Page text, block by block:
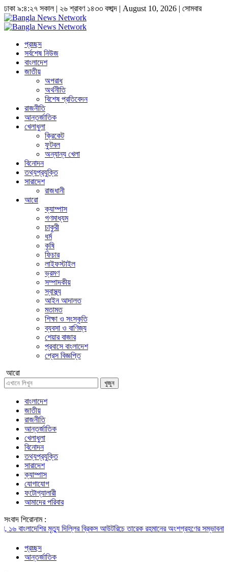
ঢাকা ৯:৪:২৭ সকাল| ২৬ শ্রাবণ ১৪৩৩ বঙ্গাব্দ | August 10, 2026 | সোমবার
প্রচ্ছদ
সর্বশেষ নিউজ
বাংলাদেশ
জাতীয়
অপরাধ
অর্থনীতি
বিশেষ প্রতিবেদন
রাজনীতি
আন্তর্জাতিক
খেলাধুলা
ক্রিকেট
ফুটবল
অন্যান্য খেলা
বিনোদন
তথ্যপ্রযুক্তি
সারাদেশ
রাজধানী
আরো
ক্যাম্পাস
গণমাধ্যম
চাকুরী
ধর্ম
কৃষি
ফিচার
লাইফস্টাইল
ভ্রমণ
সম্পাদকীয়
স্বাস্থ্য
আইন আদালত
মতামত
শিক্ষা ও সংস্কৃতি
ব্যবসা ও বাণিজ্য
শেয়ার বাজার
প্রবাসে বাংলাদেশ
প্রেস বিজ্ঞপ্তি
আরো
খুজুন
বাংলাদেশ
জাতীয়
রাজনীতি
আন্তর্জাতিক
খেলাধুলা
বিনোদন
তথ্যপ্রযুক্তি
সারাদেশ
ক্যাম্পাস
যোগাযোগ
ফটোগ্যালারী
আমাদের পরিবার
সংবাদ শিরোনাম :
মৃত্যুদিল্লির ব্রিকস আউটরিচে তারেক রহমানের অংশগ্রহণের সম্ভাবনা প্রায়
প্রচ্ছদ
আন্তর্জাতিক